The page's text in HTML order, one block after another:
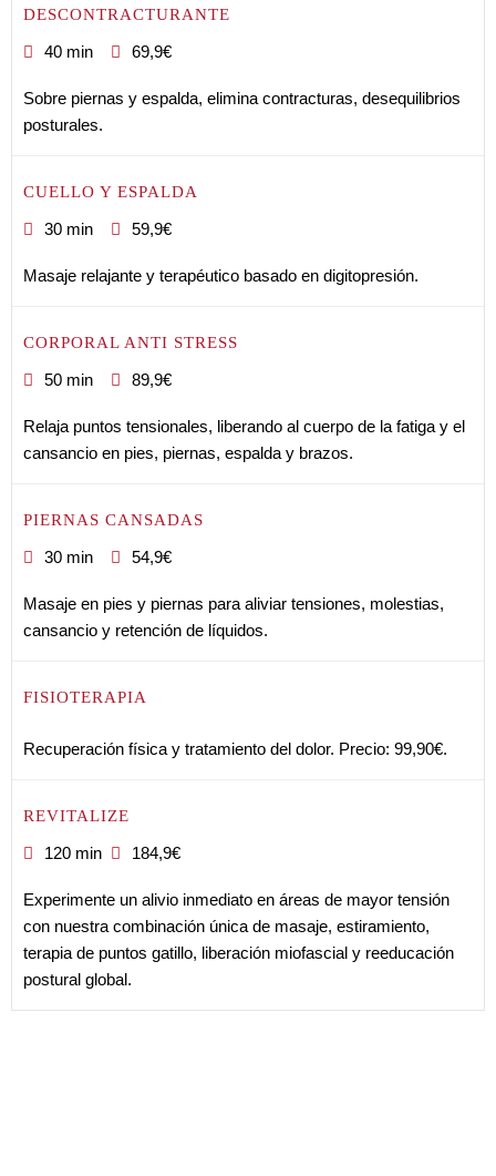
DESCONTRACTURANTE
40 min 69,9€
Sobre piernas y espalda, elimina contracturas, desequilibrios
posturales.
CUELLO Y ESPALDA
30 min 59,9€
Masaje relajante y terapéutico basado en digitopresión.
CORPORAL ANTI STRESS
50 min 89,9€
Relaja puntos tensionales, liberando al cuerpo de la fatiga y el
cansancio en pies, piernas, espalda y brazos.
PIERNAS CANSADAS
30 min 54,9€
Masaje en pies y piernas para aliviar tensiones, molestias,
cansancio y retención de líquidos.
FISIOTERAPIA
Recuperación física y tratamiento del dolor. Precio: 99,90€.
REVITALIZE
120 min 184,9€
Experimente un alivio inmediato en áreas de mayor tensión
con nuestra combinación única de masaje, estiramiento,
terapia de puntos gatillo, liberación miofascial y reeducación
postural global.